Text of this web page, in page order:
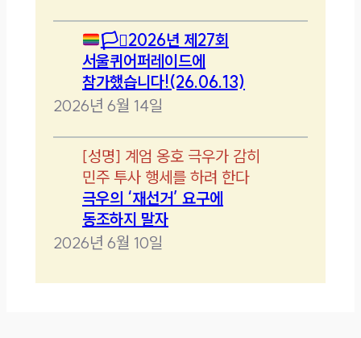
🏳️‍⚧️2026년 제27회
서울퀴어퍼레이드에
참가했습니다!(26.06.13)
2026년 6월 14일
[성명] 계엄 옹호 극우가 감히
민주 투사 행세를 하려 한다
극우의 ‘재선거’ 요구에
동조하지 말자
2026년 6월 10일